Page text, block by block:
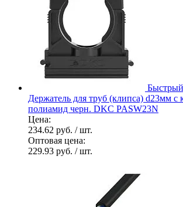
Держатель для труб (клипса) d23мм с
полиамид черн. DKC PASW23N
Цена:
234.62 руб. / шт.
Оптовая цена:
229.93 руб. / шт.